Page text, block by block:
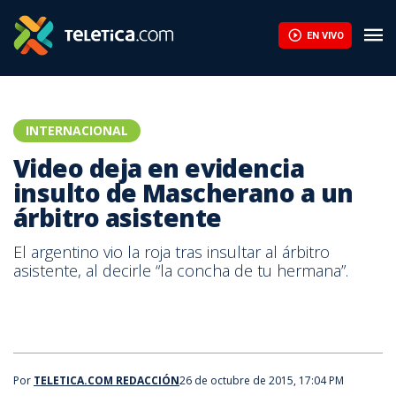
EN VIVO
INTERNACIONAL
Video deja en evidencia
insulto de Mascherano a un
árbitro asistente
El argentino vio la roja tras insultar al árbitro
asistente, al decirle “la concha de tu hermana”.
Por TELETICA.COM REDACCIÓN26 de octubre de 2015, 17:04 PM